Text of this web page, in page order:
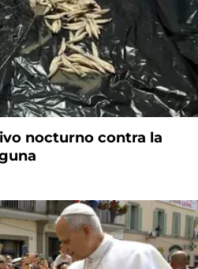
nocturno contra la